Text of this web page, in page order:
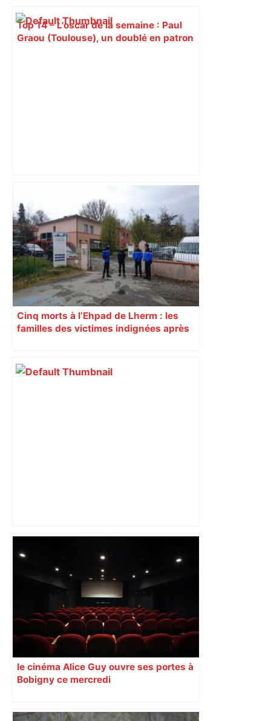
Top 14 – L'oscar de la semaine : Paul
Graou (Toulouse), un doublé en patron
Histoire. Le commerce dans
l'hypercentre de Toulouse, du Moyen-
Âge à la Révolution – Actu.fr
Cinq morts à l’Ehpad de Lherm : les
familles des victimes indignées après
Toulouse. Spaceflight Institute formera
les futurs astronautes – ToulÉco
le cinéma Alice Guy ouvre ses portes à
Bobigny ce mercredi